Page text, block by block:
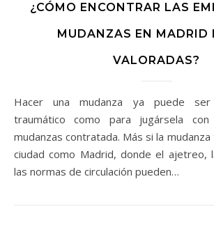
¿CÓMO ENCONTRAR LAS
MUDANZAS EN MADRID
VALORADAS?
Hacer una mudanza ya puede ser suficientemente
traumático como para jugársela
mudanzas contratada. Más si la
ciudad como Madrid, donde el ajetreo,
las normas de circulación pueden…